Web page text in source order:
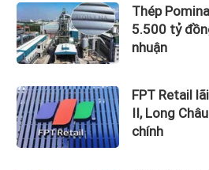
Thép
5.500 tỷ
nhuận
FPT Retail
II, Long
chính